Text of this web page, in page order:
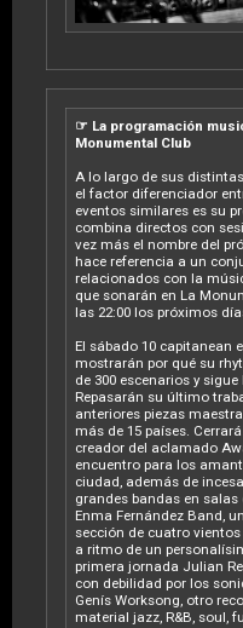
☞ La programación
Monumental Club
A lo largo de sus
el factor diferenciador
eventos similares es su
combina directos con
vez más el nombre del
hace referencia a un
relacionados con la
que sonarán en La
las 22:00 los próximos
El sábado 10 capitanean
mostrarán por qué su
de 300 escenarios y
Repasarán su último
anteriores piezas
más de 15 países.
creador del aclamado
encuentro para los
ciudad, además de
grandes bandas en
Enma Fernández Band,
sección de cuatro
a ritmo de un
primera jornada Julian
con debilidad por los
Genís Worksong, otro
material jazz, R&B, soul,